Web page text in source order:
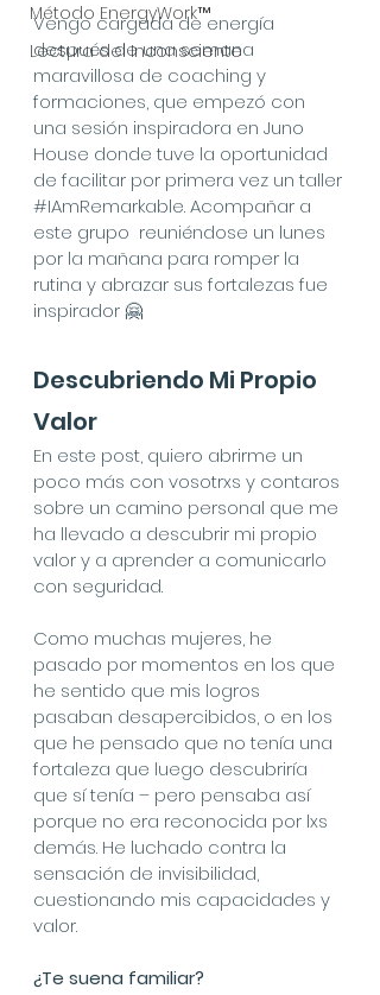
Método EnergyWork™
Lectura del Inconsciente
Vengo cargada de energía
después de una semana
maravillosa de coaching y
formaciones, que empezó con
una sesión inspiradora en Juno
House donde tuve la oportunidad
de facilitar por primera vez un taller
#IAmRemarkable. Acompañar a
este grupo  reuniéndose un lunes
por la mañana para romper la
rutina y abrazar sus fortalezas fue
inspirador 🤗
Descubriendo Mi Propio
Valor
En este post, quiero abrirme un
poco más con vosotrxs y contaros
sobre un camino personal que me
ha llevado a descubrir mi propio
valor y a aprender a comunicarlo
con seguridad.
Como muchas mujeres, he
pasado por momentos en los que
he sentido que mis logros
pasaban desapercibidos, o en los
que he pensado que no tenía una
fortaleza que luego descubriría
que sí tenía – pero pensaba así
porque no era reconocida por lxs
demás. He luchado contra la
sensación de invisibilidad,
cuestionando mis capacidades y
valor.
¿Te suena familiar?